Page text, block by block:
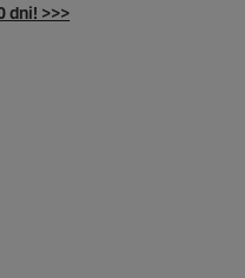
dni! >>>